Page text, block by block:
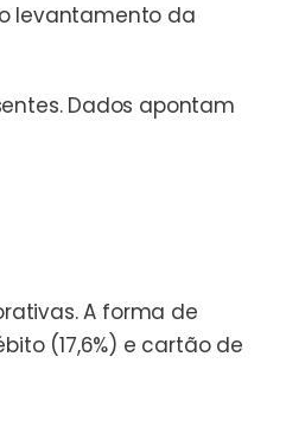
levantamento da
Dados apontam
A forma de
(17,6%) e cartão de